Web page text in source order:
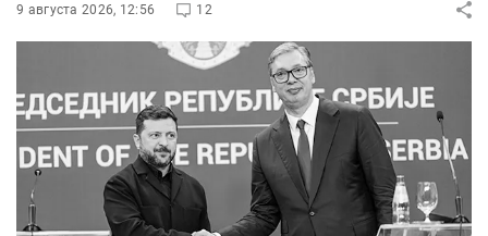
9 августа 2026, 12:56 12